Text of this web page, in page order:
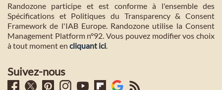
Randozone participe et est conforme à l'ensemble des
Spécifications et Politiques du Transparency & Consent
Framework de l'IAB Europe. Randozone utilise la Consent
Management Platform n°92. Vous pouvez modifier vos choix
à tout moment en cliquant ici.
Suivez-nous